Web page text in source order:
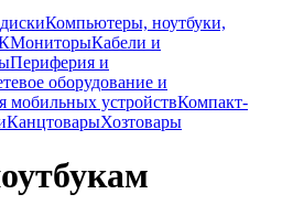
Компьютеры, ноутбуки,
МониторыКабели и
Периферия и
оборудование и
мобильных устройствКомпакт-
КанцтоварыХозтовары